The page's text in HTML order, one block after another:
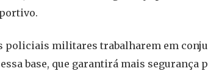
policiais militares trabalharem em
base, que garantirá mais segurança